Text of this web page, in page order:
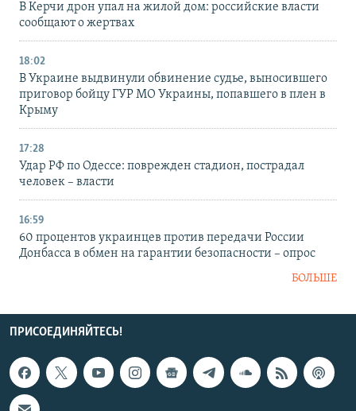
В Керчи дрон упал на жилой дом: российские власти
сообщают о жертвах
18:02
В Украине выдвинули обвинение судье, выносившего
приговор бойцу ГУР МО Украины, попавшего в плен в
Крыму
17:28
Удар РФ по Одессе: поврежден стадион, пострадал
человек – власти
16:59
60 процентов украинцев против передачи России
Донбасса в обмен на гарантии безопасности – опрос
БОЛЬШЕ
ПРИСОЕДИНЯЙТЕСЬ!